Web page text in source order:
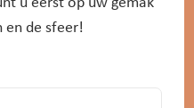
en de sfeer!